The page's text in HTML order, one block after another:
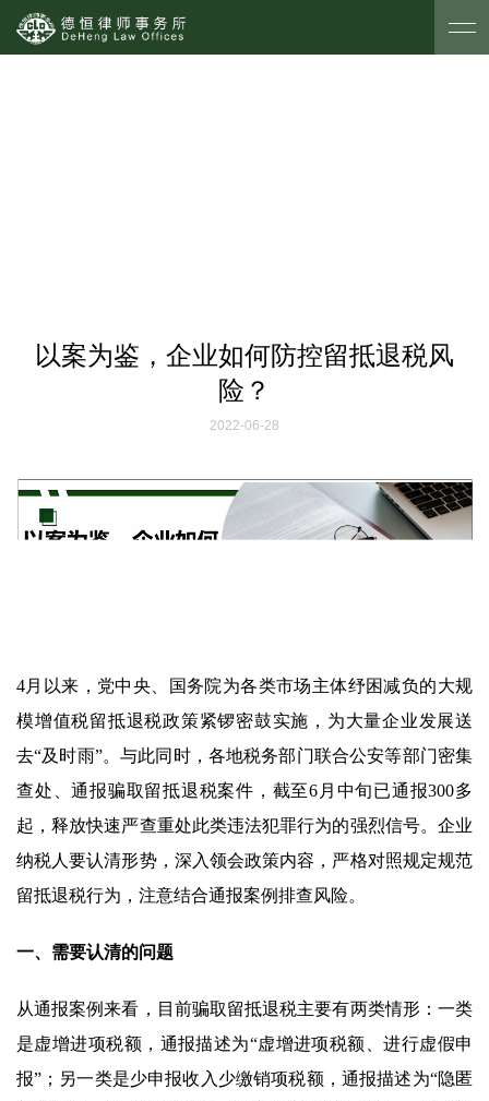
以案为鉴，企业如何防控留抵退税风
险？
2022-06-28
4月以来，党中央、国务院为各类市场主体纾困减负的大规
模增值税留抵退税政策紧锣密鼓实施，为大量企业发展送
去“及时雨”。与此同时，各地税务部门联合公安等部门密集
查处、通报骗取留抵退税案件，截至6月中旬已通报300多
起，释放快速严查重处此类违法犯罪行为的强烈信号。企业
纳税人要认清形势，深入领会政策内容，严格对照规定规范
留抵退税行为，注意结合通报案例排查风险。
一、需要认清的问题
从通报案例来看，目前骗取留抵退税主要有两类情形：一类
是虚增进项税额，通报描述为“虚增进项税额、进行虚假申
报”；另一类是少申报收入少缴销项税额，通报描述为“隐匿